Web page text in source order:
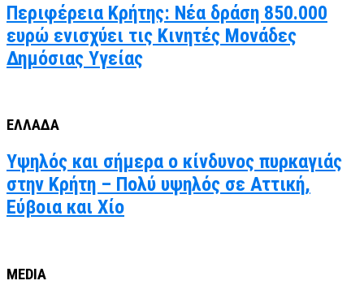
Περιφέρεια Κρήτης: Νέα δράση 850.000
ευρώ ενισχύει τις Κινητές Μονάδες
Δημόσιας Υγείας
ΕΛΛΑΔΑ
Υψηλός και σήμερα ο κίνδυνος πυρκαγιάς
στην Κρήτη – Πολύ υψηλός σε Αττική,
Εύβοια και Χίο
MEDIA